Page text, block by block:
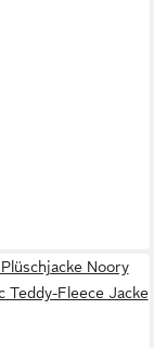
Noory
Teddy-Fleece Jacke